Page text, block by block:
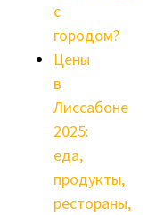
с
городом?
Цены
в
Лиссабоне
2025:
еда,
продукты,
рестораны,